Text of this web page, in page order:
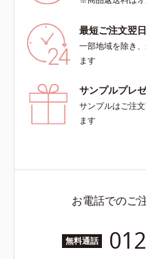
最短ご注文翌
一部地域を除き
ます
サンプルプレ
サンプルはご注
ます
お電話でのご
無料通話